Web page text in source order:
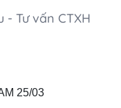
- Tư vấn CTXH
25/03